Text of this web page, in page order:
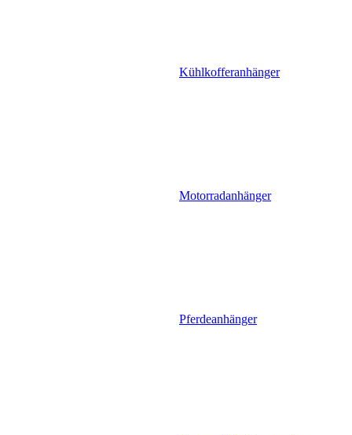
Kühlkofferanhänger
Motorradanhänger
Pferdeanhänger